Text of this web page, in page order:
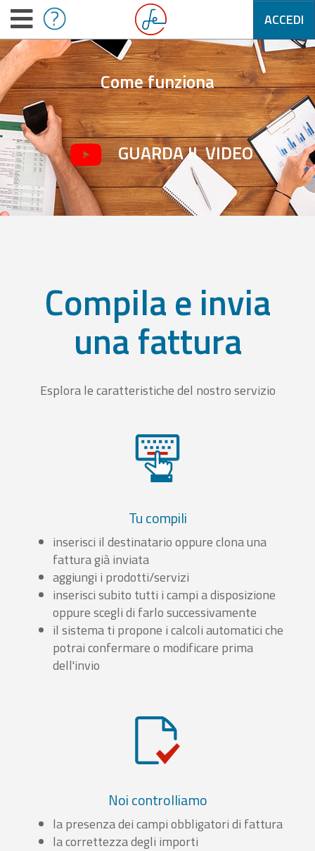
ACCEDI
Come funziona
GUARDA IL VIDEO
Compila e invia
una fattura
Esplora le caratteristiche del nostro servizio
Tu compili
inserisci il destinatario oppure clona una
fattura già inviata
aggiungi i prodotti/servizi
inserisci subito tutti i campi a disposizione
oppure scegli di farlo successivamente
il sistema ti propone i calcoli automatici che
potrai confermare o modificare prima
dell'invio
Noi controlliamo
la presenza dei campi obbligatori di fattura
la correttezza degli importi